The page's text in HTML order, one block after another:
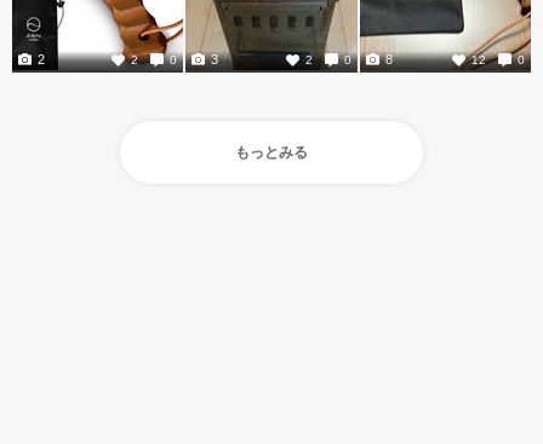
2 0
2 2 0
3 12 0
8
もっとみる